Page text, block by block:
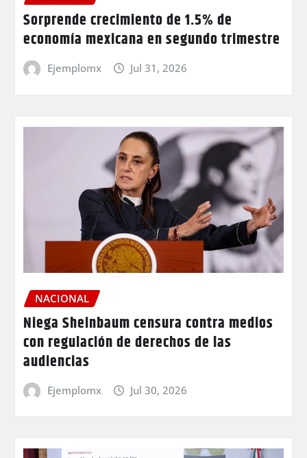
Sorprende crecimiento de 1.5% de
economía mexicana en segundo trimestre
Ejemplomx Jul 31, 2026
NACIONAL
Niega Sheinbaum censura contra medios
con regulación de derechos de las
audiencias
Ejemplomx Jul 30, 2026